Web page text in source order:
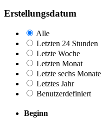
Erstellungsdatum
Alle
Letzten 24 Stunden
Letzte Woche
Letzten Monat
Letzte sechs Monate
Letztes Jahr
Benutzerdefiniert
Beginn